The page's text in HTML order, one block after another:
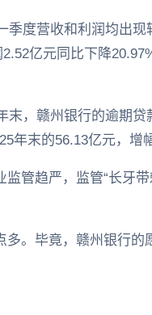
季度营收和利润均出现
亿元同比下降
，赣州银行的逾期贷
年末的56.13亿元，增
管趋严，监管“长牙
。毕竟，赣州银行的